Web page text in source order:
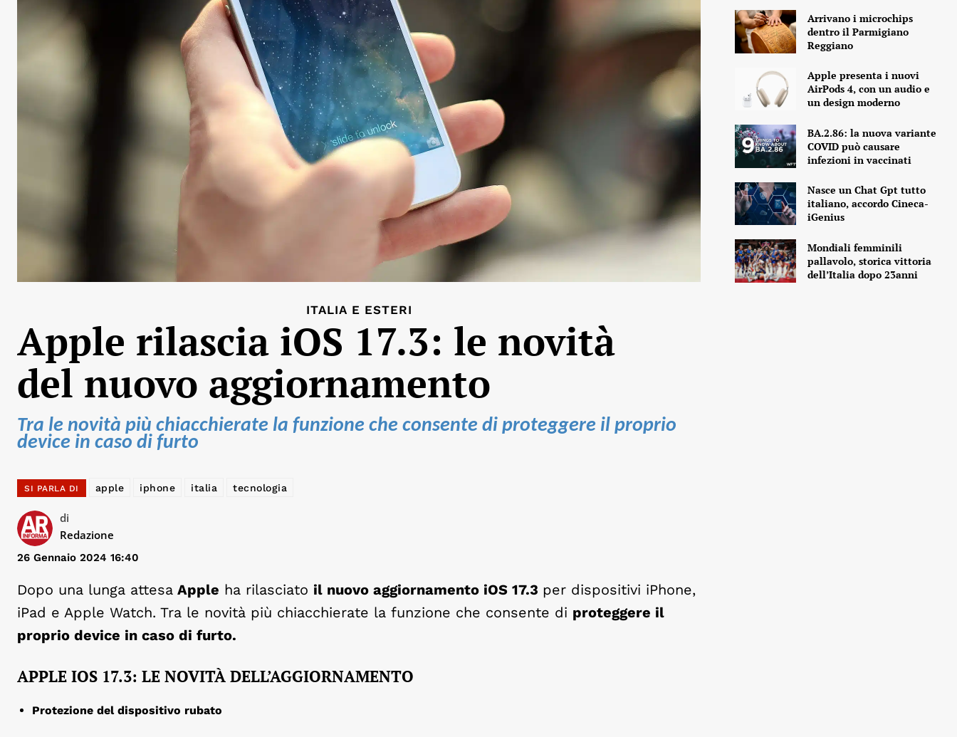
ITALIA E ESTERI
Apple rilascia iOS 17.3: le novità
del nuovo aggiornamento
Tra le novità più chiacchierate la funzione che consente di proteggere il proprio
device in caso di furto
SI PARLA DI apple iphone italia tecnologia
di
Redazione
26 Gennaio 2024 16:40
Dopo una lunga attesa Apple ha rilasciato il nuovo aggiornamento iOS 17.3 per dispositivi iPhone,
iPad e Apple Watch. Tra le novità più chiacchierate la funzione che consente di proteggere il
proprio device in caso di furto.
APPLE IOS 17.3: LE NOVITÀ DELL’AGGIORNAMENTO
Protezione del dispositivo rubato
Arrivano i microchips
dentro il Parmigiano
Reggiano
Apple presenta i nuovi
AirPods 4, con un audio e
un design moderno
BA.2.86: la nuova variante
COVID può causare
infezioni in vaccinati
Nasce un Chat Gpt tutto
italiano, accordo Cineca-
iGenius
Mondiali femminili
pallavolo, storica vittoria
dell’Italia dopo 23anni